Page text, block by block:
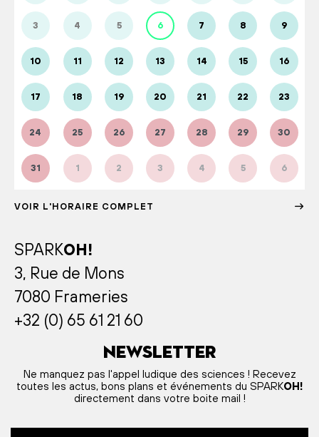
3 4 5 6 7 8 9
10 11 12 13 14 15 16
17 18 19 20 21 22 23
24 25 26 27 28 29 30
31 1 2 3 4 5 6
VOIR L'HORAIRE COMPLET
SPARKOH!
3, Rue de Mons
7080 Frameries
+32 (0) 65 61 21 60
Newsletter
Ne manquez pas l'appel ludique des sciences ! Recevez
toutes les actus, bons plans et événements du SPARKOH!
directement dans votre boite mail !